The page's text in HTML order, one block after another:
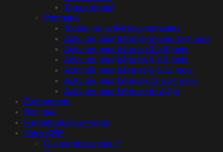
Yoga prénatal
Postnatal
Toutes les activités postnatales
Activités pour bébé de moins de 3 mois
Activités pour bébé de 3 à 6 mois
Activités pour bébé de 6 à 9 mois
Activités pour bébé de 9 à 12 mois
Activités pour bébé de 12 à 24 mois
Activités pour bébé de tout âge
Événements
Boutique
Formations et services
Votre CRP
Qui sommes-nous ?